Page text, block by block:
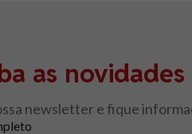
as
newsletter e fique